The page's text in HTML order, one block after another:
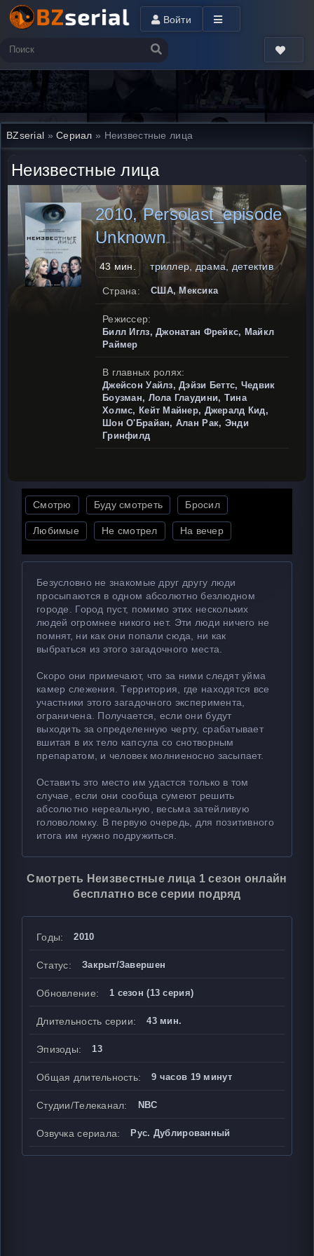
Войти
BZserial »Сериал » Неизвестные лица
Неизвестные лица
2010, Persolast_episode
Unknown
43 мин. триллер, драма, детектив
Страна: США, Мексика
Режиссер:
Билл Иглз, Джонатан Фрейкс, Майкл
Раймер
В главных ролях:
Джейсон Уайлз, Дэйзи Беттс, Чедвик
Боузман, Лола Глаудини, Тина
Холмс, Кейт Майнер, Джералд Кид,
Шон О'Брайан, Алан Рак, Энди
Гринфилд
Смотрю Буду смотреть Бросил
Любимые Не смотрел На вечер
Безусловно не знакомые друг другу люди
просыпаются в одном абсолютно безлюдном
городе. Город пуст, помимо этих нескольких
людей огромнее никого нет. Эти люди ничего не
помнят, ни как они попали сюда, ни как
выбраться из этого загадочного места.
Скоро они примечают, что за ними следят уйма
камер слежения. Территория, где находятся все
участники этого загадочного эксперимента,
ограничена. Получается, если они будут
выходить за определенную черту, срабатывает
вшитая в их тело капсула со снотворным
препаратом, и человек молниеносно засыпает.
Оставить это место им удастся только в том
случае, если они сообща сумеют решить
абсолютно нереальную, весьма затейливую
головоломку. В первую очередь, для позитивного
итога им нужно подружиться.
Смотреть Неизвестные лица 1 сезон онлайн
бесплатно все серии подряд
Годы: 2010
Статус: Закрыт/Завершен
Обновление: 1 сезон (13 серия)
Длительность серии: 43 мин.
Эпизоды: 13
Общая длительность: 9 часов 19 минут
Студии/Телеканал: NBC
Озвучка сериала: Рус. Дублированный